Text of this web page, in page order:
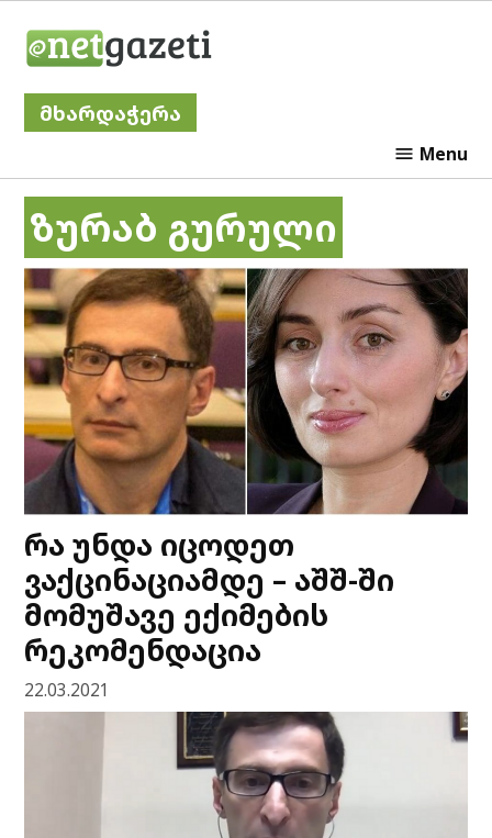
მხარდაჭერა
Menu
ზურაბ გურული
რა უნდა იცოდეთ
ვაქცინაციამდე – აშშ-ში
მომუშავე ექიმების
რეკომენდაცია
22.03.2021